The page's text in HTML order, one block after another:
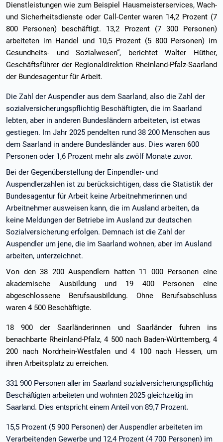
Dienstleistungen wie zum Beispiel Hausmeisterservices, Wach-
und Sicherheitsdienste oder Call-Center waren 14,2 Prozent (7
800 Personen) beschäftigt. 13,2 Prozent (7 300 Personen)
arbeiteten im Handel und 10,5 Prozent (5 800 Personen) im
Gesundheits- und Sozialwesen“, berichtet Walter Hüther,
Geschäftsführer der Regionaldirektion Rheinland-Pfalz-Saarland
der Bundesagentur für Arbeit.
Die Zahl der Auspendler aus dem Saarland, also die Zahl der
sozialversicherungspflichtig Beschäftigten, die im Saarland
lebten, aber in anderen Bundesländern arbeiteten, ist etwas
gestiegen. Im Jahr 2025 pendelten rund 38 200 Menschen aus
dem Saarland in andere Bundesländer aus. Dies waren 600
Personen oder 1,6 Prozent mehr als zwölf Monate zuvor.
Bei der Gegenüberstellung der Einpendler- und
Auspendlerzahlen ist zu berücksichtigen, dass die Statistik der
Bundesagentur für Arbeit keine Arbeitnehmerinnen und
Arbeitnehmer ausweisen kann, die im Ausland arbeiten, da
keine Meldungen der Betriebe im Ausland zur deutschen
Sozialversicherung erfolgen. Demnach ist die Zahl der
Auspendler um jene, die im Saarland wohnen, aber im Ausland
arbeiten, unterzeichnet.
Von den 38 200 Auspendlern hatten 11 000 Personen eine
akademische Ausbildung und 19 400 Personen eine
abgeschlossene Berufsausbildung. Ohne Berufsabschluss
waren 4 500 Beschäftigte.
18 900 der Saarländerinnen und Saarländer fuhren ins
benachbarte Rheinland-Pfalz, 4 500 nach Baden-Württemberg, 4
200 nach Nordrhein-Westfalen und 4 100 nach Hessen, um
ihren Arbeitsplatz zu erreichen.
331 900 Personen aller im Saarland sozialversicherungspflichtig
Beschäftigten arbeiteten und wohnten 2025 gleichzeitig im
Saarland. Dies entspricht einem Anteil von 89,7 Prozent.
15,5 Prozent (5 900 Personen) der Auspendler arbeiteten im
Verarbeitenden Gewerbe und 12,4 Prozent (4 700 Personen) im